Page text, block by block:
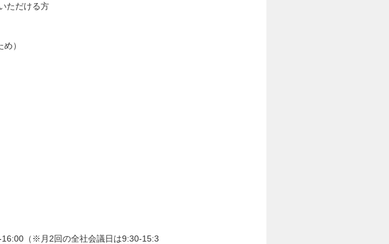
ただける方
）
（※月2回の全社会議日は9:30-15:3